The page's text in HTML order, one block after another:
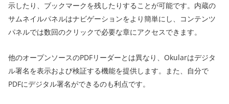
示したり、ブックマークを残したりすることが可能です。内蔵の
サムネイルパネルはナビゲーションをより簡単にし、コンテンツ
パネルでは数回のクリックで必要な章にアクセスできます。
他のオープンソースのPDFリーダーとは異なり、Okularはデジタ
ル署名を表示および検証する機能を提供します。また、自分で
PDFにデジタル署名ができるのも利点です。